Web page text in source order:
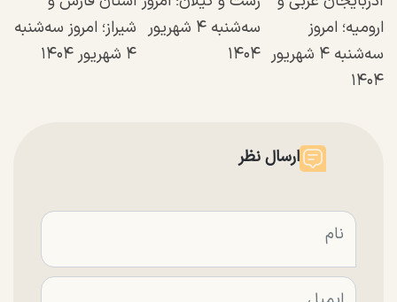
ارومیه؛ امروز
سه‌شنبه ۴ شهریور
۱۴۰۴
سه‌شنبه ۴ شهریور
۱۴۰۴
شیراز؛ امروز سه‌شنبه
۴ شهریور ۱۴۰۴
ارسال نظر